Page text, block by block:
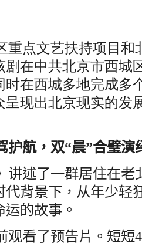
重点文艺扶持项目和
剧在中共北京市西城
时在西城多地完成多
呈现出北京现实的发
护航，双“晨”合璧演
讲述了一群居住在
代背景下，从年少轻
的故事。
观看了预告片。短短4